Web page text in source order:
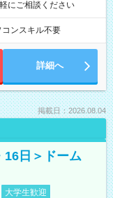
にご相談ください
コンスキル不要
詳細へ
掲載日：2026.08.04
16日＞ドーム
大学生歓迎